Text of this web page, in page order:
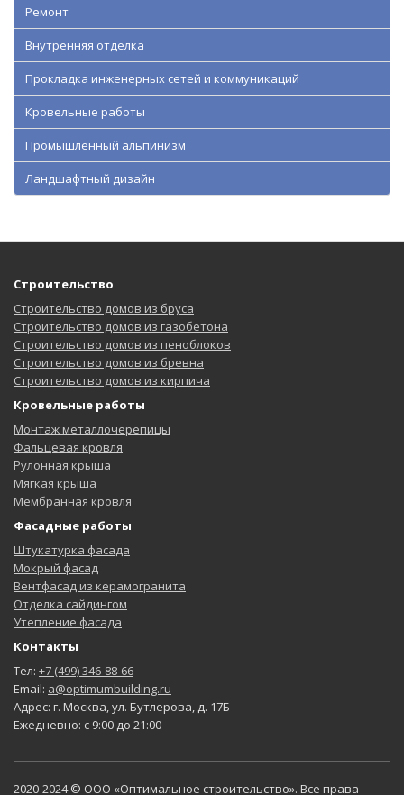
Ремонт
Внутренняя отделка
Прокладка инженерных сетей и коммуникаций
Кровельные работы
Промышленный альпинизм
Ландшафтный дизайн
Строительство
Строительство домов из бруса
Строительство домов из газобетона
Строительство домов из пеноблоков
Строительство домов из бревна
Строительство домов из кирпича
Кровельные работы
Монтаж металлочерепицы
Фальцевая кровля
Рулонная крыша
Мягкая крыша
Мембранная кровля
Фасадные работы
Штукатурка фасада
Мокрый фасад
Вентфасад из керамогранита
Отделка сайдингом
Утепление фасада
Контакты
Тел: +7 (499) 346-88-66
Email: a@optimumbuilding.ru
Адрес: г. Москва, ул. Бутлерова, д. 17Б
Ежедневно: с 9:00 до 21:00
2020-2024 © ООО «Оптимальное строительство». Все права